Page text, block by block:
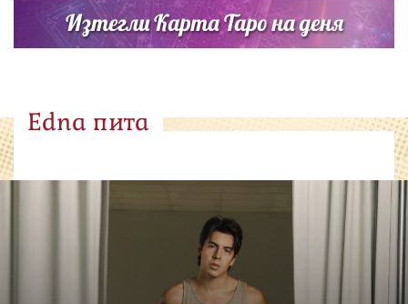
Изтегли Карта Таро на деня
Edna пита